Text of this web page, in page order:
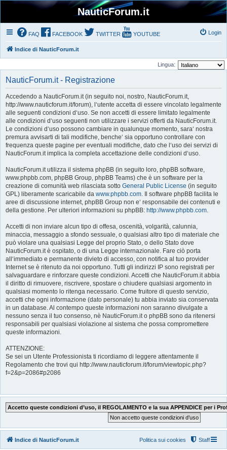
NauticForum.it
FAQ FACEBOOK TWITTER YOUTUBE Login
Indice di NauticForum.it
Lingua:
NauticForum.it - Registrazione
Accedendo a NauticForum.it (in seguito noi, nostro, NauticForum.it,
http://www.nauticforum.it/forum), l‘utente accetta di essere vincolato legalmente
alle seguenti condizioni d‘uso. Se non accetti di essere limitato legalmente
alle condizioni d‘uso seguenti non utilizzare i servizi offerti da NauticForum.it.
Le condizioni d‘uso possono cambiare in qualunque momento, sara‘ nostra
premura avvisarti di tali modifiche, benche‘ sia opportuno controllare con
frequenza queste pagine per eventuali modifiche, dato che l‘uso dei servizi di
NauticForum.it implica la completa accettazione delle condizioni d‘uso.
NauticForum.it utilizza il sistema phpBB (in seguito loro, phpBB software,
www.phpbb.com, phpBB Group, phpBB Teams) che è un software per la
creazione di comunità web rilasciata sotto General Public License (in seguito
GPL) liberamente scaricabile da www.phpbb.com. Il software phpBB facilita le
aree di discussione internet, phpBB Group non e‘ responsabile dei contenuti e
della gestione. Per ulteriori informazioni su phpBB: http://www.phpbb.com.
Accetti di non inviare alcun tipo di offesa, oscenità, volgarità, calunnia,
minaccia, messaggio a sfondo sessuale, o qualsiasi altro tipo di materiale che
può violare una qualsiasi Legge del proprio Stato, o dello Stato dove
NauticForum.it è ospitato, o di una Legge internazionale. Fare ciò porta
all‘immediato e permanente divieto di accesso, con notifica al tuo provider
Internet se è ritenuto da noi opportuno. Tutti gli indirizzi IP sono registrati per
salvaguardare e rinforzare queste condizioni. Accetti che NauticForum.it abbia
il diritto di rimuovere, riscrivere, spostare o chiudere qualsiasi argomento in
qualsiasi momento lo ritenga necessario. Come fruitore di questo servizio,
accetti che ogni informazione (dato personale) tu abbia inviato sia conservata
in un database. Al contempo queste informazioni non saranno divulgate a
nessuno senza il tuo consenso, nè NauticForum.it o phpBB sono da ritenersi
responsabili per qualsiasi violazione al sistema che possa compromettere
queste informazioni.
ATTENZIONE:
Se sei un Utente Professionista ti ricordiamo di leggere attentamente il
Regolamento che trovi qui http://www.nauticforum.it/forum/viewtopic.php?
f=2&p=2086#p2086
Indice di NauticForum.it Staff
Politica sui cookies